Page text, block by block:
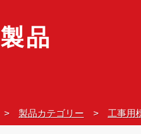
品
製品カテゴリー 工事用